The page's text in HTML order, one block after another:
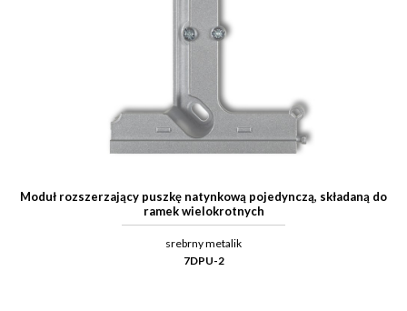
Moduł rozszerzający puszkę natynkową pojedynczą, składaną do
ramek wielokrotnych
srebrny metalik
7DPU-2